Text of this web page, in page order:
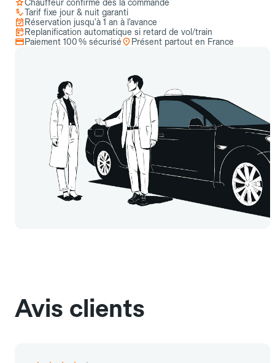
Chauffeur confirmé dès la commande
Tarif fixe jour & nuit garanti
Réservation jusqu’à 1 an à l’avance
Replanification automatique si retard de vol/train
Paiement 100 % sécurisé
Présent partout en France
Avis clients